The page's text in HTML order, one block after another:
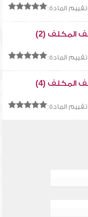
تقييم المادة:
المكلف (2)
تقييم المادة:
المكلف (4)
تقييم المادة: